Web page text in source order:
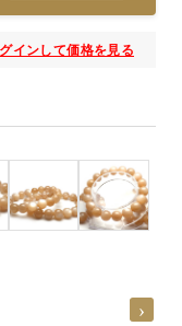
インして価格を見る